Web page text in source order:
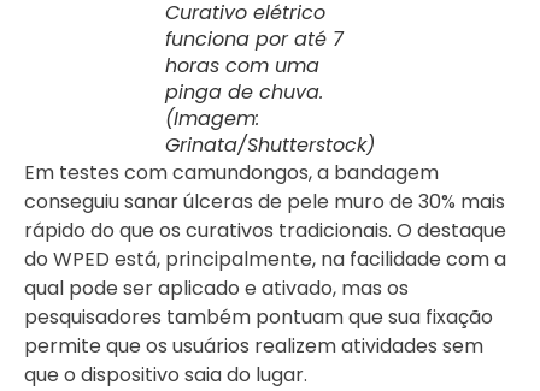
Curativo elétrico
funciona por até 7
horas com uma
pinga de chuva.
(Imagem:
Grinata/Shutterstock)
Em testes com camundongos, a bandagem
conseguiu sanar úlceras de pele muro de 30% mais
rápido do que os curativos tradicionais. O destaque
do WPED está, principalmente, na facilidade com a
qual pode ser aplicado e ativado, mas os
pesquisadores também pontuam que sua fixação
permite que os usuários realizem atividades sem
que o dispositivo saia do lugar.